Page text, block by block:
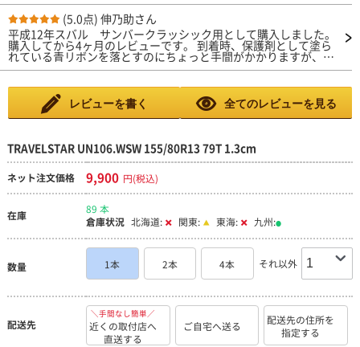
(5.0点) 伸乃助さん
平成12年スバル サンバークラッシック用として購入しました。
購入してから4ヶ月のレビューです。 到着時、保護剤として塗ら
れている青リボンを落とすのにちょっと手間がかかりますが、保
護が必要なので驚かないようにお願いします。 アメリカ製との
も問題ありません。 このメーカーのタイヤを今後も選びたいと
思います。 レビューを書く 全てのレビューを見る
TRAVELSTAR UN106.WSW 155/80R13 79T 1.3cm
ネット注文価格 9,900 円(税込)
在庫
89 本
倉庫状況 北海道: 関東: 東海: 九州:
数量 1本 2本 4本 それ以外
配送先
＼手間なし簡単／
近くの取付店へ
直送する
ご自宅へ送る
配送先の住所を
指定する